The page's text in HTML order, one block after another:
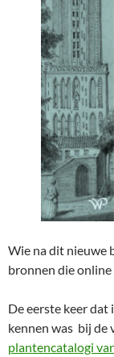
Wie na dit nieuwe
bronnen die online
De eerste keer
kennen was bij de
plantencatalogi